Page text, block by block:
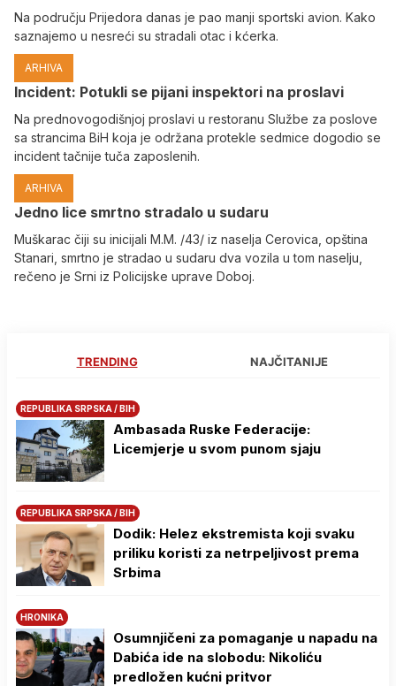
Na području Prijedora danas je pao manji sportski avion. Kako
saznajemo u nesreći su stradali otac i kćerka.
ARHIVA
Incident: Potukli se pijani inspektori na proslavi
Na prednovogodišnjoj proslavi u restoranu Službe za poslove
sa strancima BiH koja je održana protekle sedmice dogodio se
incident tačnije tuča zaposlenih.
ARHIVA
Јedno lice smrtno stradalo u sudaru
Muškarac čiji su inicijali M.M. /43/ iz naselja Cerovica, opština
Stanari, smrtno je stradao u sudaru dva vozila u tom naselju,
rečeno je Srni iz Policijske uprave Doboj.
TRENDING NAJČITANIJE
REPUBLIKA SRPSKA / BIH
Ambasada Ruske Federacije:
Licemjerje u svom punom sjaju
REPUBLIKA SRPSKA / BIH
Dodik: Helez ekstremista koji svaku
priliku koristi za netrpeljivost prema
Srbima
HRONIKA
Osumnjičeni za pomaganje u napadu na
Dabića ide na slobodu: Nikoliću
predložen kućni pritvor